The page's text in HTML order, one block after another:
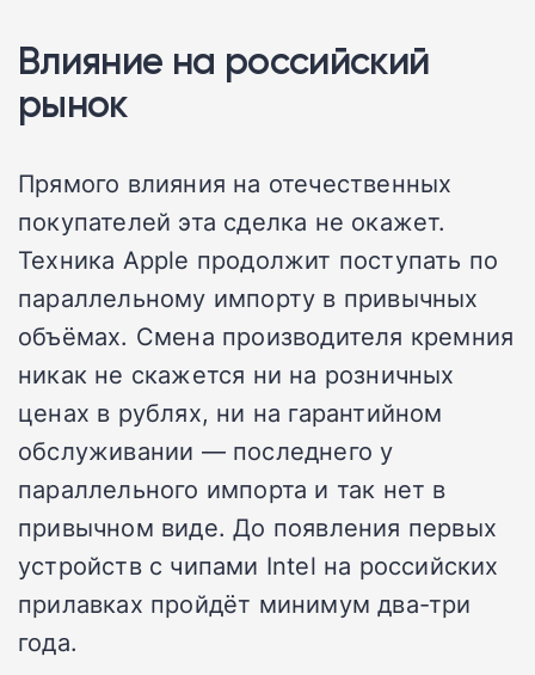
Влияние на российский
рынок
Прямого влияния на отечественных
покупателей эта сделка не окажет.
Техника Apple продолжит поступать по
параллельному импорту в привычных
объёмах. Смена производителя кремния
никак не скажется ни на розничных
ценах в рублях, ни на гарантийном
обслуживании — последнего у
параллельного импорта и так нет в
привычном виде. До появления первых
устройств с чипами Intel на российских
прилавках пройдёт минимум два-три
года.